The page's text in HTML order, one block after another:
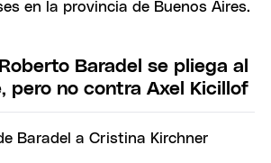
Baradel se pliega al
pero no contra Axel Kicillof